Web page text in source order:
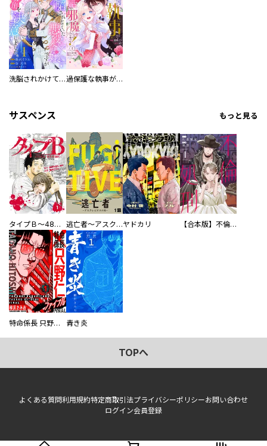
洗脳されかけていた悪役令嬢ですが家出を決意しました。【電子単行本版／特典おまけ付き】 過保護な執事が私の婚活を邪魔してきます！ 分冊版
サスペンス もっと見る
タイプＢ～48時間後、致死率100％～【単話】 逃亡者～アスクレピオスの杖～ヤドカリ 【合本版】不倫処刑
特命係長 只野仁ファイナル 愛蔵版 青き炎
TOPへ
よくある質問利用規約特定商取引法プライバシーポリシーお問い合わせ
ログイン会員登録